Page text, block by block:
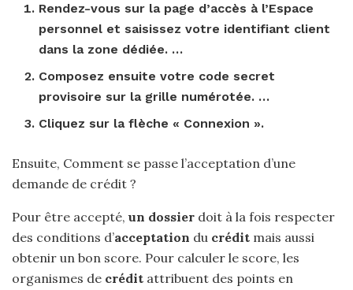
Rendez-vous sur la page d’accès à l’Espace
personnel et saisissez votre identifiant client
dans la zone dédiée. …
Composez ensuite votre code secret
provisoire sur la grille numérotée. …
Cliquez sur la flèche « Connexion ».
Ensuite, Comment se passe l’acceptation d’une
demande de crédit ?
Pour être accepté, un dossier doit à la fois respecter
des conditions d’acceptation du crédit mais aussi
obtenir un bon score. Pour calculer le score, les
organismes de crédit attribuent des points en